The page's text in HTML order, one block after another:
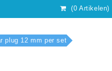
(0 Artikelen)
plug 12 mm per set